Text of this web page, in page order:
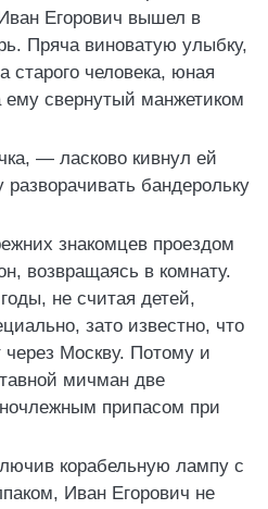
Егорович вышел в
Пряча виноватую улыбку,
старого человека, юная
ему свернутый манжетиком
— ласково кивнул ей
бандерольку
знакомцев проездом
возвращаясь в комнату.
не считая детей,
зато известно, что
через Москву. Потому и
мичман две
припасом при
корабельную лампу с
Иван Егорович не